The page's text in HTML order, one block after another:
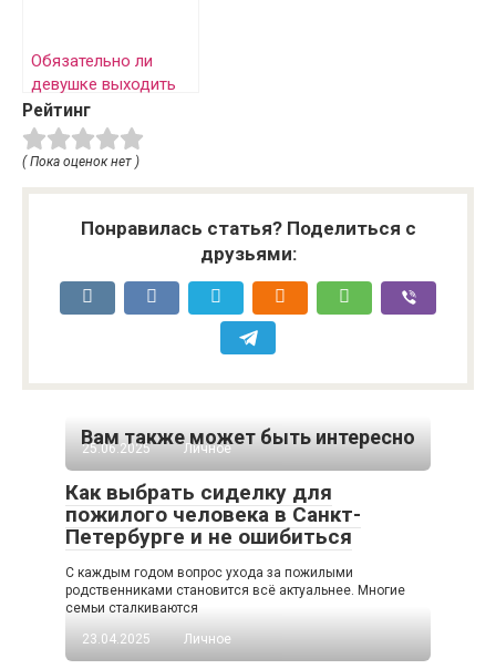
Обязательно ли
девушке выходить
замуж?
Рейтинг
( Пока оценок нет )
Понравилась статья? Поделиться с
друзьями:
Вам также может быть интересно
25.06.2025 Личное
Как выбрать сиделку для
пожилого человека в Санкт-
Петербурге и не ошибиться
С каждым годом вопрос ухода за пожилыми
родственниками становится всё актуальнее. Многие
семьи сталкиваются
23.04.2025
Личное